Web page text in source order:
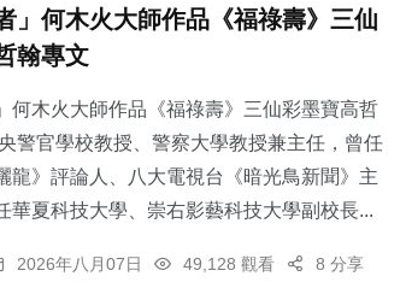
」何木火大師作品《福祿壽》三仙
翰專文
何木火大師作品《福祿壽》三仙彩墨寶高哲
警官學校教授、警察大學教授兼主任，曾任
龍》評論人、八大電視台《暗光鳥新聞》主
華夏科技大學、崇右影藝科技大學副校長...
2026年八月07日 49,128 觀看 8 分享